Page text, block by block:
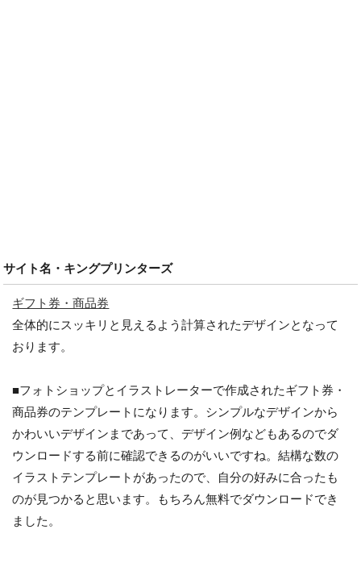
サイト名・キングプリンターズ
ギフト券・商品券
全体的にスッキリと見えるよう計算されたデザインとなって
おります。
■フォトショップとイラストレーターで作成されたギフト券・
商品券のテンプレートになります。シンプルなデザインから
かわいいデザインまであって、デザイン例などもあるのでダ
ウンロードする前に確認できるのがいいですね。結構な数の
イラストテンプレートがあったので、自分の好みに合ったも
のが見つかると思います。もちろん無料でダウンロードでき
ました。